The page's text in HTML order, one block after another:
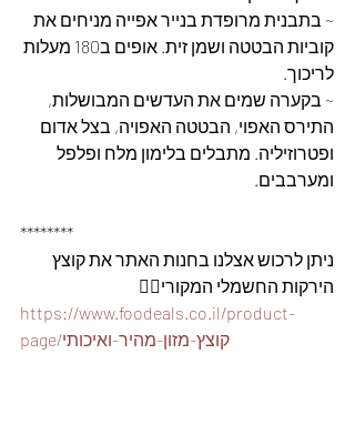
~ בתבנית מרופדת בנייר אפייה מניחים את
קוביות הבטטה ושמן זית. אופים ב180 מעלות
לריכוך.
~ בקערה שמים את העדשים המבושלות,
התירס האפוי, הבטטה האפויה, בצל אדום
ופטרוזיליה. מתבלים בלימון מלח ופלפל
ומערבבים.
********
ניתן לרכוש אצלנו בחנות האתר את קוצץ
הירקות החשמלי המקורי👇🏽
https://www.foodeals.co.il/product-
page/קוצץ-מזון-מהיר-ואיכותי